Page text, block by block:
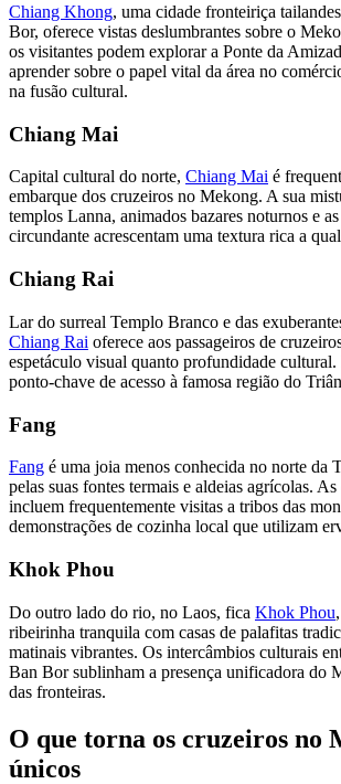
Chiang Khong, uma cidade fronteiriça
Bor, oferece vistas deslumbrantes sobre o
os visitantes podem explorar a Ponte da
aprender sobre o papel vital da área no
na fusão cultural.
Chiang Mai
Capital cultural do norte, Chiang Mai é
embarque dos cruzeiros no Mekong. A sua
templos Lanna, animados bazares noturnos e
circundante acrescentam uma textura rica a
Chiang Rai
Lar do surreal Templo Branco e das
Chiang Rai oferece aos passageiros de
espetáculo visual quanto profundidade
ponto-chave de acesso à famosa região do
Fang
Fang é uma joia menos conhecida no norte da
pelas suas fontes termais e aldeias agrícolas.
incluem frequentemente visitas a tribos das
demonstrações de cozinha local que utilizam
Khok Phou
Do outro lado do rio, no Laos, fica Khok Phou
ribeirinha tranquila com casas de palafitas
matinais vibrantes. Os intercâmbios culturais
Ban Bor sublinham a presença unificadora do
das fronteiras.
O que torna os cruzeiros no
únicos